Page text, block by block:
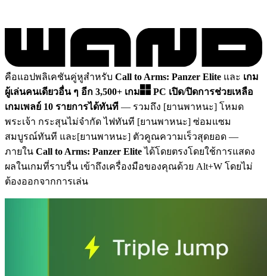
คือแอปพลิเคชันคู่หูสำหรับ Call to Arms: Panzer Elite และ เกม
ผู้เล่นคนเดียวอื่น ๆ อีก 3,500+ เกม
PC เปิด/ปิดการช่วยเหลือ
เกมเพลย์ 10 รายการได้ทันที — รวมถึง [ยานพาหนะ] โหมด
พระเจ้า กระสุนไม่จำกัด ไฟทันที [ยานพาหนะ] ซ่อมแซม
สมบูรณ์ทันที และ[ยานพาหนะ] ตัวคูณความเร็วสุดยอด —
ภายใน Call to Arms: Panzer Eliteได้โดยตรงโดยใช้การแสดง
ผลในเกมที่ราบรื่น เข้าถึงเครื่องมือของคุณด้วย Alt+W โดยไม่
ต้องออกจากการเล่น